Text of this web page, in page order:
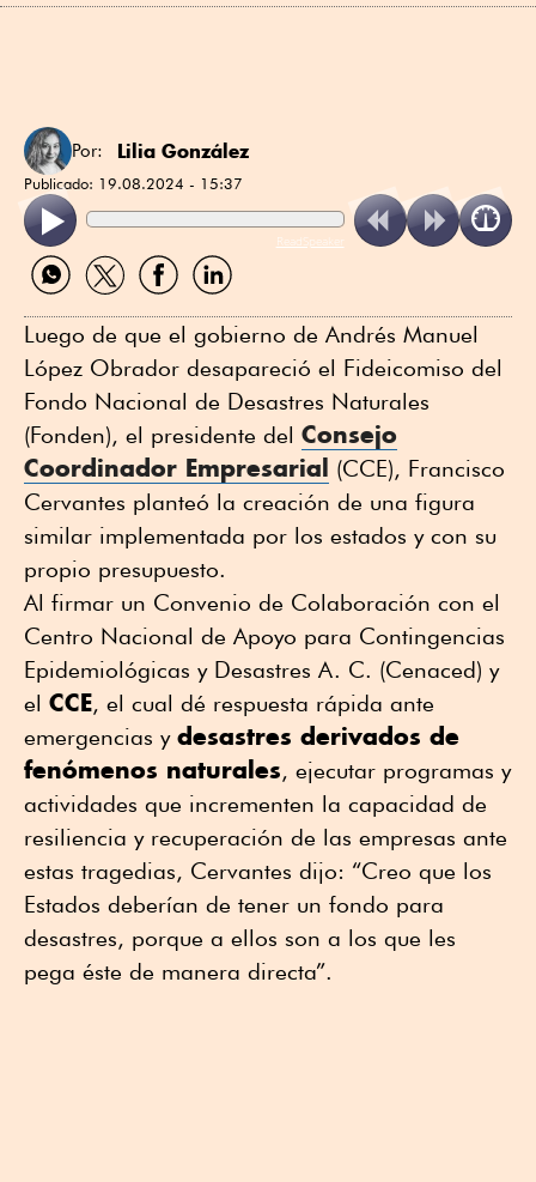
Por: Lilia González
Publicado: 19.08.2024 - 15:37
ReadSpeaker
Compartir
por
Compartir
por
Compartir
por
Compartir
por
Luego de que el gobierno de Andrés Manuel
López Obrador desapareció el Fideicomiso del
Fondo Nacional de Desastres Naturales
(Fonden), el presidente del Consejo
Coordinador Empresarial (CCE), Francisco
Cervantes planteó la creación de una figura
similar implementada por los estados y con su
propio presupuesto.
Al firmar un Convenio de Colaboración con el
Centro Nacional de Apoyo para Contingencias
Epidemiológicas y Desastres A. C. (Cenaced) y
el CCE, el cual dé respuesta rápida ante
emergencias y desastres derivados de
fenómenos naturales, ejecutar programas y
actividades que incrementen la capacidad de
resiliencia y recuperación de las empresas ante
estas tragedias, Cervantes dijo: “Creo que los
Estados deberían de tener un fondo para
desastres, porque a ellos son a los que les
pega éste de manera directa”.